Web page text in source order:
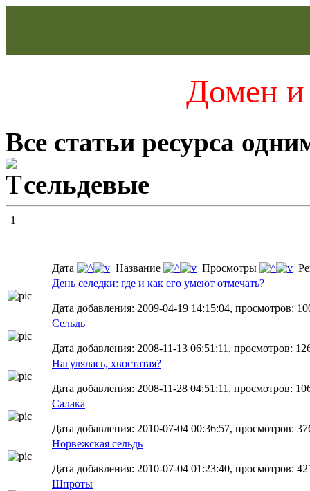
Домен и
Все статьи ресурса
сельдевые
1
Дата Название Просмотры
День селедки: где и как его умеют отмечать?
Дата добавления: 2009-04-19 14:15:04, просмотров:
Сельдь
Дата добавления: 2008-11-13 06:51:11, просмотров:
Нагулялась, хвостатая?
Дата добавления: 2008-11-28 04:51:11, просмотров:
Салака
Дата добавления: 2010-07-04 00:36:57, просмотров:
Норвежская сельдь
Дата добавления: 2010-07-04 01:23:40, просмотров:
Шпроты